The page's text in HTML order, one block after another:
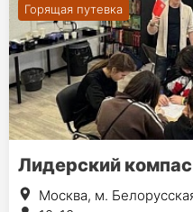
Горящая путевка
Лидерский компас
Москва, м.